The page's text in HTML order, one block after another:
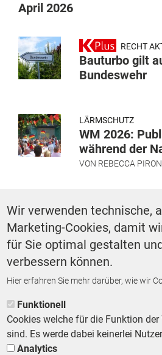
April 2026
RECHT
Bauturbo gilt
Bundeswehr
LÄRMSCHUTZ
WM 2026:
während der
VON REBECCA PIRON
OVG
Windenergie
Wer hat
VON GUDRUN
MEHR ARTIKEL
Wir verwenden technische,
Marketing-Cookies, damit
für Sie optimal gestalten
verbessern können.
Hier erfahren Sie mehr darüber, wie wir
Funktionell
Cookies welche für die Funktion
sind. Es werde dabei keinerlei
Analytics